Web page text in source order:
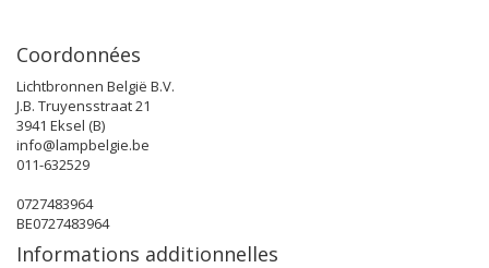
Coordonnées
Lichtbronnen België B.V.
J.B. Truyensstraat 21
3941 Eksel (B)
info@lampbelgie.be
011-632529
0727483964
BE0727483964
Informations additionnelles